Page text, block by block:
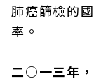
肺癌篩檢的
率。
二○一三年